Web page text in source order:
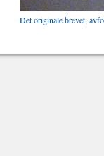
Det originale brevet,